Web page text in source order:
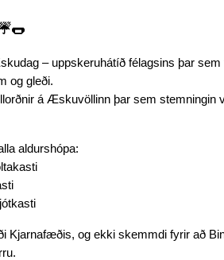
– uppskeruhátíð félagsins þar sem
og gleði.
á Æskuvöllinn þar sem stemningin
aldurshópa:
Kjarnafæðis, og ekki skemmdi fyrir að